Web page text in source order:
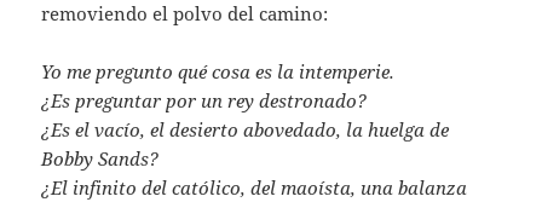
removiendo el polvo del camino:
Yo me pregunto qué cosa es la intemperie.
¿Es preguntar por un rey destronado?
¿Es el vacío, el desierto abovedado, la huelga de
Bobby Sands?
¿El infinito del católico, del maoísta, una balanza